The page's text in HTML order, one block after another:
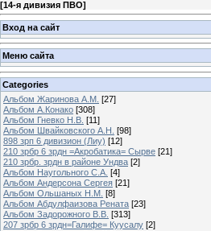
[14-я дивизия ПВО]
Вход на сайт
Меню сайта
Categories
Альбом Жаринова А.М. [27]
Альбом А.Конако [308]
Альбом Гневко Н.В. [11]
Альбом Швайковского А.Н. [98]
898 зрп 6 дивизион (Лиу) [12]
210 зрбр 6 зрдн =Акробатика= Сырве [21]
210 зрбр. зрдн в районе Ундва [2]
Альбом Наугольного С.А. [4]
Альбом Андерсона Сергея [21]
Альбом Ольшаных Н.М. [8]
Альбом Абдулфаизова Рената [23]
Альбом Задорожного В.В. [313]
207 зрбр 6 зрдн=Галифе= Куусалу [2]